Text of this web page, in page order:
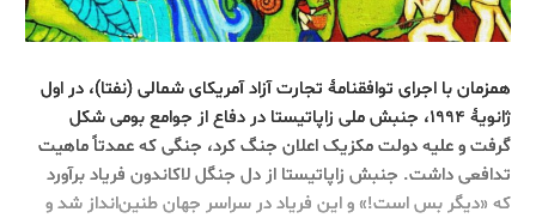
همزمان با اجرای توافقنامۀ تجارت آزاد آمریکای شمالی (نفتا)، در اول
ژانویۀ ۱۹۹۴، جنبش ملی زاپاتیستا در دفاع از جوامع بومی شکل
گرفت و علیه دولت مکزیک اعلان جنگ کرد، جنگی که عمدتاً ماهیت
تدافعی داشت. جنبش زاپاتیستا از دل جنگل لاکاندون فریاد برآورد
که «دیگر بس است!» و این فریاد در سراسر جهان طنین‌انداز شد و